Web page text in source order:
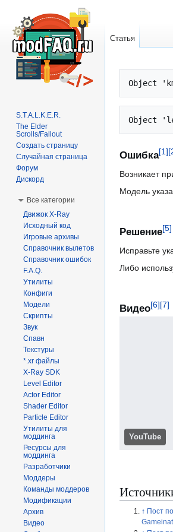
Перейти
к
Перейти
к
Ошибка[1] [
Возникает
Модель
Решение[5]
Исправьте
Либо
Видео[6] [7]
YouTube
↑ Пост
Статья
S.T.A.L.K.E.R.
The Elder
Scrolls/Fallout
Создать страницу
Случайная страница
Форум
Дискорд
Все категории
Движок X-Ray
Исходный код
Игровые архивы
Справочник вылетов
Справочник ошибок
F.A.Q.
Утилиты
Конфиги
Модели
Скрипты
Звук
Спавн
Текстуры
*.xr файлы
X-Ray SDK
Level Editor
Actor Editor
Shader Editor
Particle Editor
Утилиты для
моддинга
Ресурсы для
моддинга
Разработчики
Моддеры
Команды моддеров
Модификации
Архив
Видео